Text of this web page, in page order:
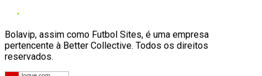
Bolavip, assim como Futbol Sites, é uma empresa
pertencente à Better Collective. Todos os direitos
reservados.